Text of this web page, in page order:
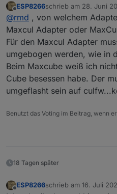
Hier erstmal die Ausgabe
Cube über LAN
Bus 001 Device 006:
Bus 001 Device 005:
Bus 001 Device
Bus 001 Device
Bus 001 Device 002:
Bus 001 Device 001:
Den Verlauf aus dem
probiert, allerdings klappt
In fhem wird der Adapter
funktioniert auch.
Danke
Offline
ESP8266schrieb am 28. Juni
zuletzt editiert von
@rmd , von welchem
Maxcul Adapter oder
Für den Maxcul Adapter
umgebogen werden, wie in
Beim Maxcube weiß ich
Cube besessen habe. Der
umgeflasht sein auf
Benutzt das Voting im Beitrag, wenn
18 Tagen später
ESP8266schrieb am 16. Juli
zuletzt editiert von